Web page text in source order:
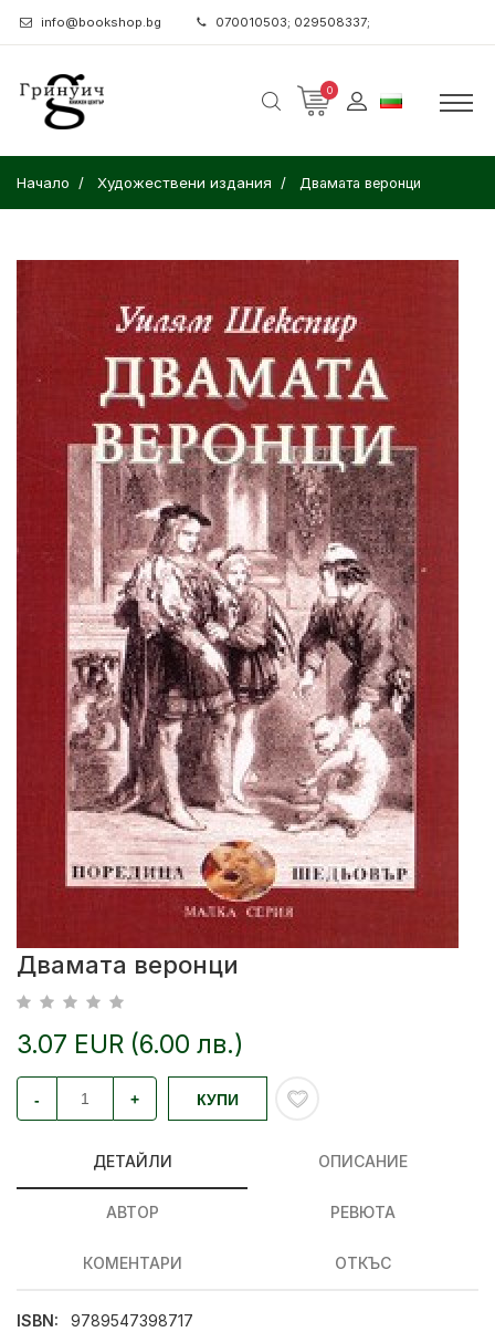
info@bookshop.bg 070010503; 029508337;
0
Начало Художествени издания Двамата веронци
Двамата веронци
3.07 EUR (6.00 лв.)
- + КУПИ
ДЕТАЙЛИ ОПИСАНИЕ
АВТОР РЕВЮТА
КОМЕНТАРИ ОТКЪС
ISBN:
9789547398717